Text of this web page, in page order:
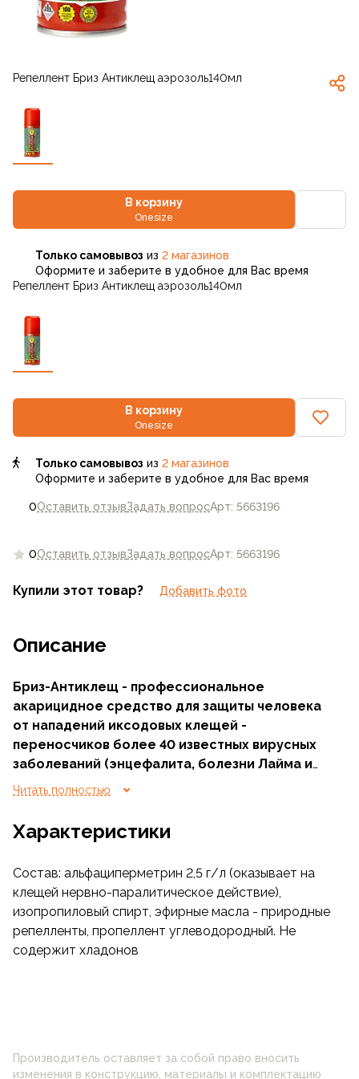
Репеллент Бриз Антиклещ аэрозоль140мл
В корзину
Onesize
0Оставить отзывЗадать вопросАрт: 5663196
Только самовывоз из 2 магазинов
Оформите и заберите в удобное для Вас время
Репеллент Бриз Антиклещ аэрозоль140мл
В корзину
Onesize
0Оставить отзывЗадать вопросАрт: 5663196
Только самовывоз из 2 магазинов
Оформите и заберите в удобное для Вас время
Купили этот товар? Добавить фото
Описание
Бриз-Антиклещ - профессиональное
акарицидное средство для защиты человека
от нападений иксодовых клещей -
переносчиков более 40 известных вирусных
заболеваний (энцефалита, болезни Лайма и
т.д.)
Время защитного действия от 5 до 15 суток.
Предназначен для обработки одежды и
Использование природных репеллентов -
натуральных эфирных масел, дает приятный запах
и усиливает эффективность средства. В отличие
от аналогов - не просто отпугивает, а убивает
клещей
Читать полностью
Характеристики
Состав: альфациперметрин 2,5 г/л (оказывает на
клещей нервно-паралитическое действие),
изопропиловый спирт, эфирные масла - природные
репелленты, пропеллент углеводородный. Не
содержит хладонов
Производитель оставляет за собой право вносить
изменения в конструкцию, материалы и комплектацию